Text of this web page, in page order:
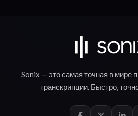
Sonix — это самая точная в мире
транскрипции. Быстро,